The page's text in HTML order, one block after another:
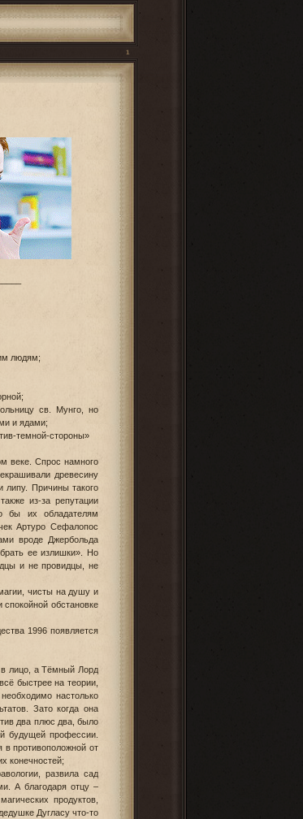
1
людям;
св. Мунго, но
и ядами;
темной-стороны»
веке. Спрос намного
древесину
липу. Причины такого
из-за репутации
бы их обладателям
Артуро Сефалопос
вроде Джербольда
ее излишки». Но
и не провидцы, не
чисты на душу и
обстановке
1996 появляется
лицо, а Тёмный Лорд
быстрее на теории,
настолько
Зато когда она
два плюс два, было
будущей профессии.
в противоположной от
конечностей;
развила сад
А благодаря отцу –
продуктов,
Дугласу что-то